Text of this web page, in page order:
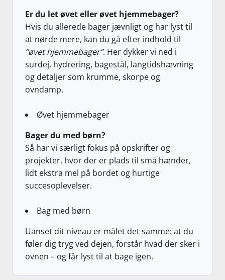
Er du let øvet eller øvet hjemmebager?
Hvis du allerede bager jævnligt og har lyst til
at nørde mere, kan du gå efter indhold til
“øvet hjemmebager”. Her dykker vi ned i
surdej, hydrering, bagestål, langtidshævning
og detaljer som krumme, skorpe og
ovndamp.
Øvet hjemmebager
Bager du med børn?
Så har vi særligt fokus på opskrifter og
projekter, hvor der er plads til små hænder,
lidt ekstra mel på bordet og hurtige
succesoplevelser.
Bag med børn
Uanset dit niveau er målet det samme: at du
føler dig tryg ved dejen, forstår hvad der sker i
ovnen – og får lyst til at bage igen.